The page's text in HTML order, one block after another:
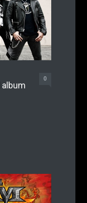
album
0